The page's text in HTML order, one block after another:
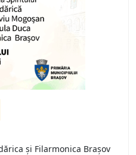
și Filarmonica Brașov